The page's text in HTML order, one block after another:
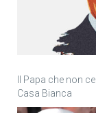
Il Papa che non
Casa Bianca